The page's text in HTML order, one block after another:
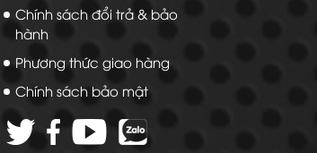
Chính sách đổi trả & bảo
hành
Phương thức giao hàng
Chính sách bảo mật